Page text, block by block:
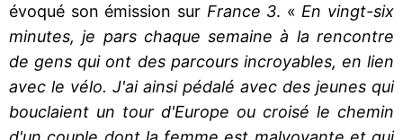
évoqué son émission sur France 3. « En vingt-six
minutes, je pars chaque semaine à la rencontre
de gens qui ont des parcours incroyables, en lien
avec le vélo. J'ai ainsi pédalé avec des jeunes qui
bouclaient un tour d'Europe ou croisé le chemin